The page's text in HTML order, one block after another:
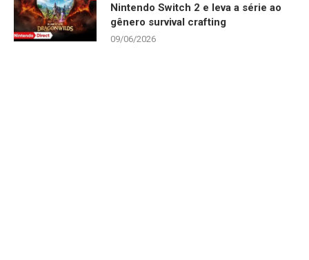
Nintendo Switch 2 e leva a série ao
gênero survival crafting
09/06/2026